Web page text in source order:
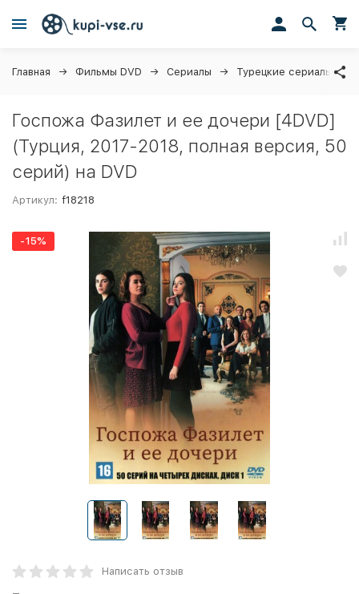
Главная Фильмы DVD Сериалы Турецкие сериалы
Госпожа Фазилет и ее дочери [4DVD]
(Турция, 2017-2018, полная версия, 50
серий) на DVD
Артикул: f18218
-15%
Написать отзыв